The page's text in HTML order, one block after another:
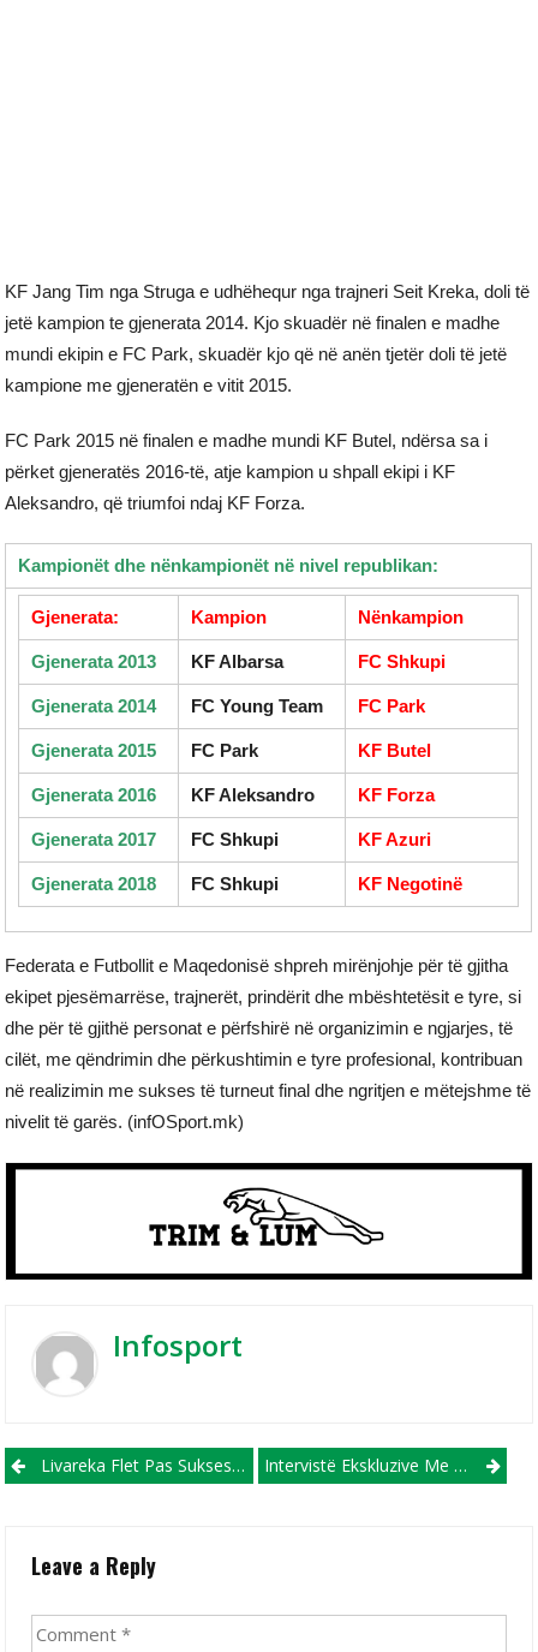
KF Jang Tim nga Struga e udhëhequr nga trajneri Seit Kreka, doli të
jetë kampion te gjenerata 2014. Kjo skuadër në finalen e madhe
mundi ekipin e FC Park, skuadër kjo që në anën tjetër doli të jetë
kampione me gjeneratën e vitit 2015.
FC Park 2015 në finalen e madhe mundi KF Butel, ndërsa sa i
përket gjeneratës 2016-të, atje kampion u shpall ekipi i KF
Aleksandro, që triumfoi ndaj KF Forza.
Kampionët dhe nënkampionët në nivel republikan:
Gjenerata: Kampion Nënkampion
Gjenerata 2013 KF Albarsa FC Shkupi
Gjenerata 2014 FC Young Team FC Park
Gjenerata 2015 FC Park KF Butel
Gjenerata 2016 KF Aleksandro KF Forza
Gjenerata 2017 FC Shkupi KF Azuri
Gjenerata 2018 FC Shkupi KF Negotinë
Federata e Futbollit e Maqedonisë shpreh mirënjohje për të gjitha
ekipet pjesëmarrëse, trajnerët, prindërit dhe mbështetësit e tyre, si
dhe për të gjithë personat e përfshirë në organizimin e ngjarjes, të
cilët, me qëndrimin dhe përkushtimin e tyre profesional, kontribuan
në realizimin me sukses të turneut final dhe ngritjen e mëtejshme të
nivelit të garës. (infOSport.mk)
Infosport
Post navigation
Livareka Flet Pas Suksesit Historik Me Shkëndijën E Haraçinës: Një Histori E Shkruar Me Mund Dhe Sakrificë Intervistë Ekskluzive Me Gardianin Hero Të Shkëndijës Së Haraçinës, Antonio Stolevski!
Leave a Reply